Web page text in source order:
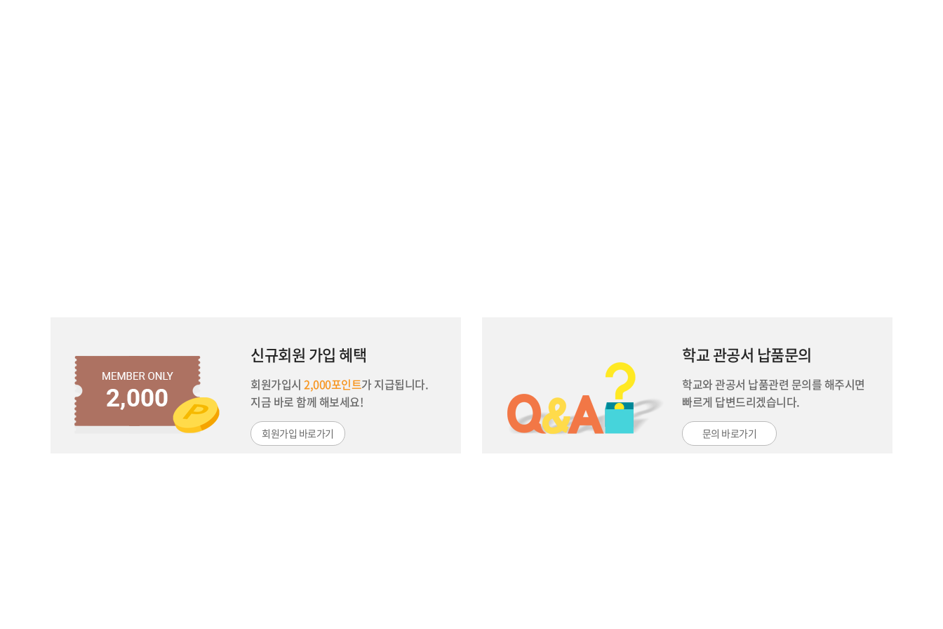
신규회원 가입 혜택
회원가입시2,000포인트가 지급됩니다.
지금 바로 함께 해보세요!
회원가입 바로가기
학교 관공서 납품문의
학교와 관공서 납품관련 문의를 해주시면
빠르게 답변드리겠습니다.
문의 바로가기